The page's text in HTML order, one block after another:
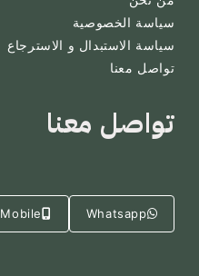
سياسة الخصوصية
سياسة الاستبدال و الاسترجاع
تواصل معنا
تواصل معنا
Whatsapp
Mobile